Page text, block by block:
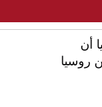
أن
روسيا